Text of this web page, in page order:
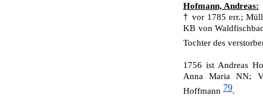
Hofmann, Andreas:
† vor 1785 err.;
KB von
Tochter des
1756 ist Andreas
Anna Maria NN;
Hoffmann 79.